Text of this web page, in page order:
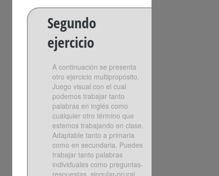
Segundo
ejercicio
A continuación se presenta
otro ejercicio multipropósito.
Juego visual con el cual
podemos trabajar tanto
palabras en inglés como
cualquier otro término que
estemos trabajando en clase.
Adaptable tanto a primaria
como en secundaria. Puedes
trabajar tanto palabras
individuales como preguntas-